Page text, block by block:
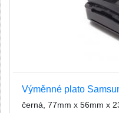
Výměnné plato
černá, 77mm x 56mm x